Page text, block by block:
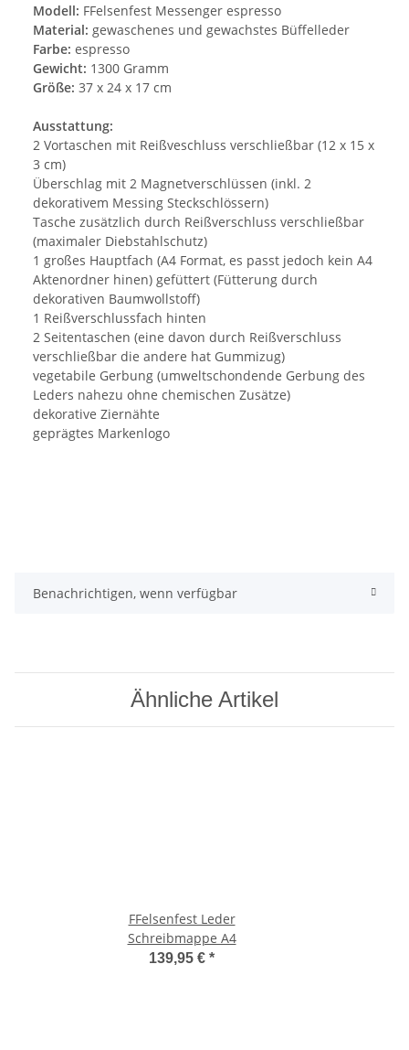
Modell: FFelsenfest Messenger espresso
Material: gewaschenes und gewachstes Büffelleder
Farbe: espresso
Gewicht: 1300 Gramm
Größe: 37 x 24 x 17 cm
Ausstattung:
2 Vortaschen mit Reißveschluss verschließbar (12 x 15 x
3 cm)
Überschlag mit 2 Magnetverschlüssen (inkl. 2
dekorativem Messing Steckschlössern)
Tasche zusätzlich durch Reißverschluss verschließbar
(maximaler Diebstahlschutz)
1 großes Hauptfach (A4 Format, es passt jedoch kein A4
Aktenordner hinen) gefüttert (Fütterung durch
dekorativen Baumwollstoff)
1 Reißverschlussfach hinten
2 Seitentaschen (eine davon durch Reißverschluss
verschließbar die andere hat Gummizug)
vegetabile Gerbung (umweltschondende Gerbung des
Leders nahezu ohne chemischen Zusätze)
dekorative Ziernähte
geprägtes Markenlogo
Benachrichtigen, wenn verfügbar
Ähnliche Artikel
FFelsenfest Leder
Schreibmappe A4
139,95 € *